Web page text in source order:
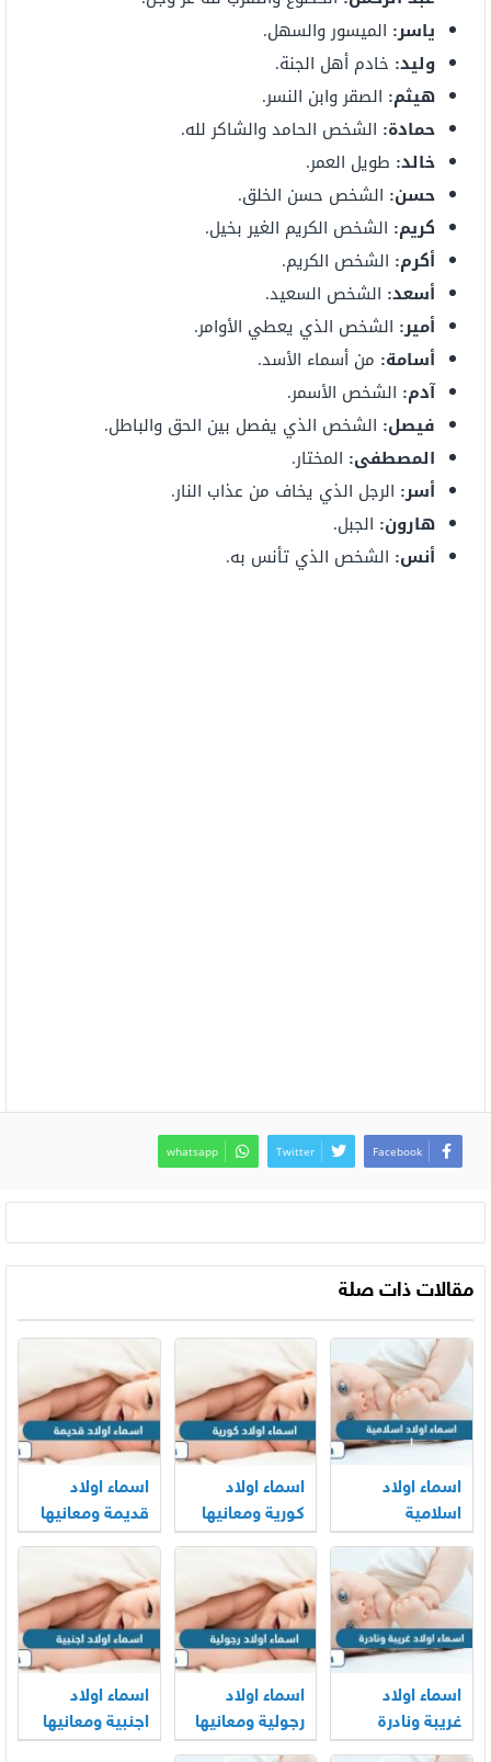
ياسر: الميسور والسهل.
وليد: خادم أهل الجنة.
هيثم: الصقر وابن النسر.
حمادة: الشخص الحامد والشاكر لله.
خالد: طويل العمر.
حسن: الشخص حسن الخلق.
كريم: الشخص الكريم الغير بخيل.
أكرم: الشخص الكريم.
أسعد: الشخص السعيد.
أمير: الشخص الذي يعطي الأوامر.
أسامة: من أسماء الأسد.
آدم: الشخص الأسمر.
فيصل: الشخص الذي يفصل بين الحق والباطل.
المصطفى: المختار.
أسر: الرجل الذي يخاف من عذاب النار.
هارون: الجبل.
أنس: الشخص الذي تأنس به.
Facebook
Twitter
whatsapp
مقالات ذات صلة
اسماء اولاد
اسلامية
ومعانيها
اسماء اولاد
كورية ومعانيها
اسماء اولاد
قديمة ومعانيها
اسماء اولاد
غريبة ونادرة
ومعانيها
اسماء اولاد
رجولية ومعانيها
اسماء اولاد
اجنبية ومعانيها